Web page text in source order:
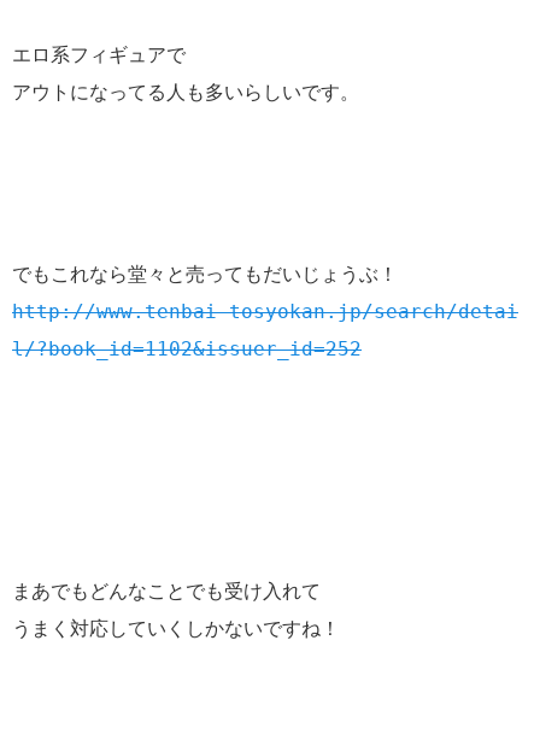
エロ系フィギュアで
アウトになってる人も多いらしいです。
でもこれなら堂々と売ってもだいじょうぶ！
http://www.tenbai-tosyokan.jp/search/detai
l/?book_id=1102&issuer_id=252
まあでもどんなことでも受け入れて
うまく対応していくしかないですね！